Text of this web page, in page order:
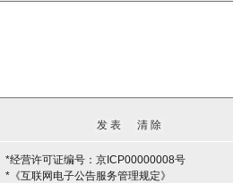
*经营许可证编号：京ICP00000008号
*《互联网电子公告服务管理规定》